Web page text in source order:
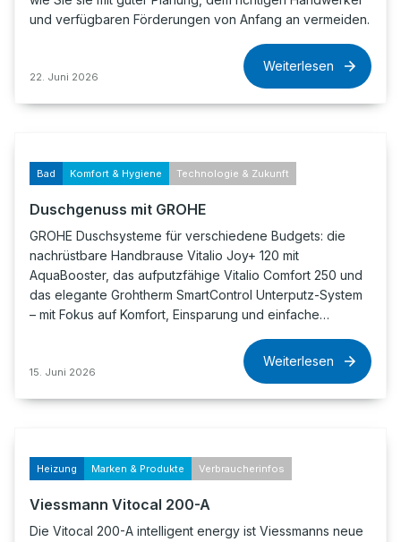
und verfügbaren Förderungen von Anfang an vermeiden.
22. Juni 2026
Weiterlesen
Bad Komfort & Hygiene Technologie & Zukunft
Duschgenuss mit GROHE
GROHE Duschsysteme für verschiedene Budgets: die
nachrüstbare Handbrause Vitalio Joy+ 120 mit
AquaBooster, das aufputzfähige Vitalio Comfort 250 und
das elegante Grohtherm SmartControl Unterputz-System
– mit Fokus auf Komfort, Einsparung und einfache…
15. Juni 2026
Weiterlesen
Heizung Marken & Produkte Verbraucherinfos
Viessmann Vitocal 200-A
Die Vitocal 200-A intelligent energy ist Viessmanns neue